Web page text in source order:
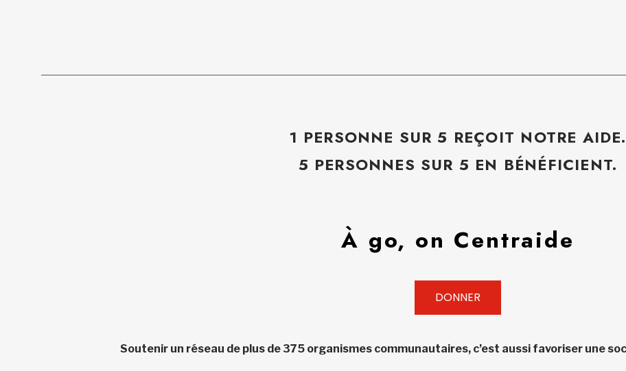
1 PERSONNE SUR 5 REÇOIT NOTRE AIDE.
5 PERSONNES SUR 5 EN BÉNÉFICIENT.
À go, on Centraide
DONNER
Soutenir un réseau de plus de 375 organismes communautaires, c’est aussi favoriser une